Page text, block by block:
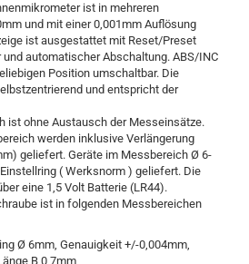
ist in mehreren
und mit einer 0,001mm Auflösung
ist ausgestattet mit Reset/Preset
automatischer Abschaltung. ABS/INC
Position umschaltbar. Die
und entspricht der
ist ohne Austausch der Messeinsätze.
werden inklusive Verlängerung
geliefert. Geräte im Messbereich Ø 6-
( Werksnorm ) geliefert. Die
eine 1,5 Volt Batterie (LR44).
ist in folgenden Messbereichen
Ø 6mm, Genauigkeit +/-0,004mm,
B 0,7mm